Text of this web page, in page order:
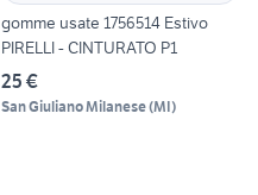
gomme usate 1756514 Estivo
PIRELLI - CINTURATO P1
25 €
San Giuliano Milanese(MI)